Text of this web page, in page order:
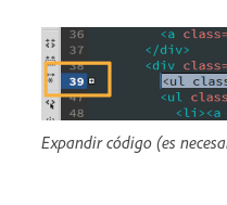
Expandir código (es